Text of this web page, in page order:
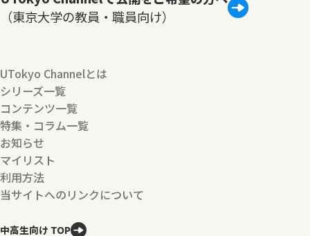
（東京大学の教員・職員向け）
UTokyo Channelとは
シリーズ一覧
コンテンツ一覧
特集・コラム一覧
お知らせ
マイリスト
利用方法
当サイトへのリンクについて
中高生向け TOP